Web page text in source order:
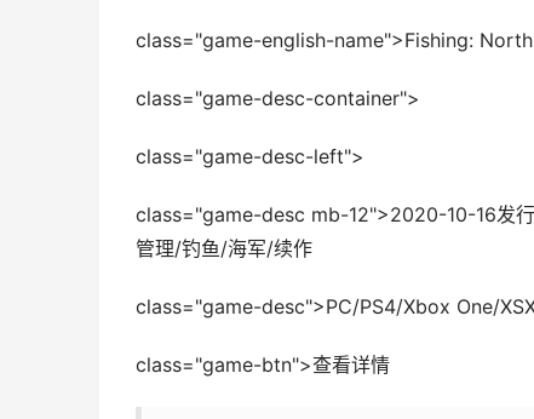
class="game-english-name">Fishing:
class="game-desc-container">
class="game-desc-left">
class="game-desc mb-12">2020-10-16发
管理/钓鱼/海军/续作
class="game-desc">PC/PS4/Xbox One/
class="game-btn">查看详情